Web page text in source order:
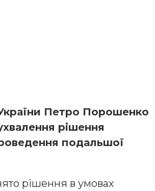
Петро Порошенко
рішення
подальшої
рішення в умовах